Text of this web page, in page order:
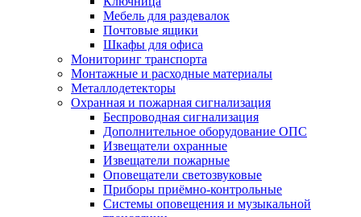
Мебель для раздевалок
Почтовые ящики
Шкафы для офиса
Мониторинг транспорта
Монтажные и расходные материалы
Металлодетекторы
Охранная и пожарная сигнализация
Беспроводная сигнализация
Дополнительное оборудование ОПС
Извещатели охранные
Извещатели пожарные
Оповещатели светозвуковые
Приборы приёмно-контрольные
Системы оповещения и музыкальной